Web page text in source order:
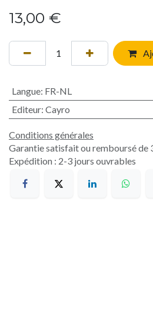
13,00 €
Langue: FR-NL
Editeur: Cayro
Conditions générales
Garantie satisfait ou remboursé de
Expédition : 2-3 jours ouvrables